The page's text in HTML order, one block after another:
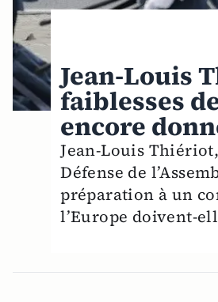
Jean-Louis
faiblesses
encore
Jean-Louis
Défense de
préparation à un
l’Europe doivent-